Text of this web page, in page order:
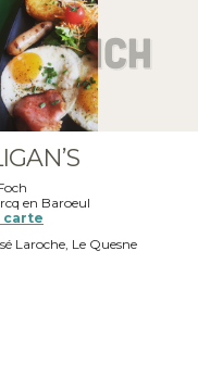
en Baroeul
carte
Laroche, Le Quesne